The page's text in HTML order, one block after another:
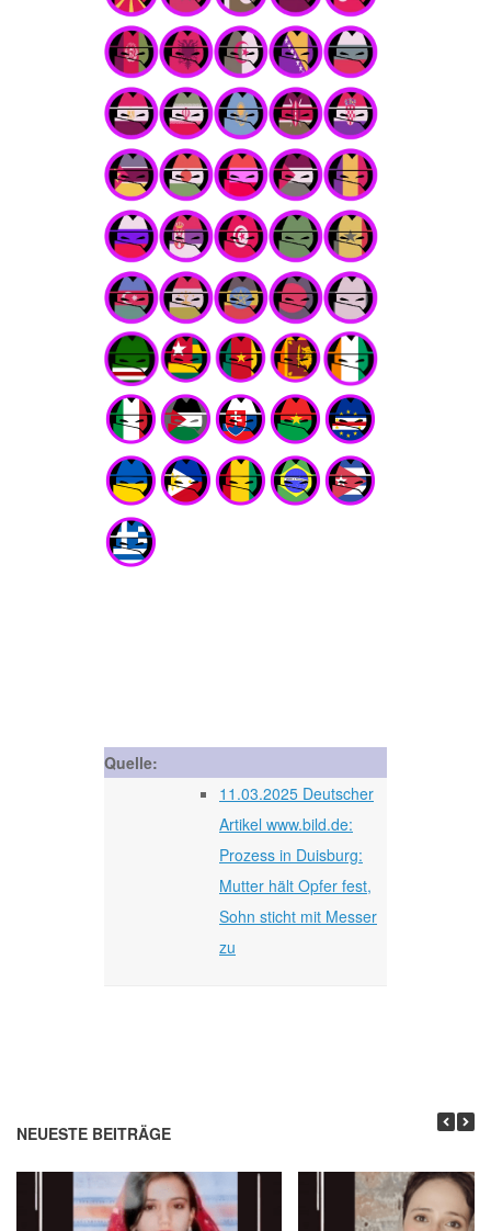
Quelle:
11.03.2025 Deutscher
Artikel www.bild.de:
Prozess in Duisburg:
Mutter hält Opfer fest,
Sohn sticht mit Messer
zu
NEUESTE BEITRÄGE